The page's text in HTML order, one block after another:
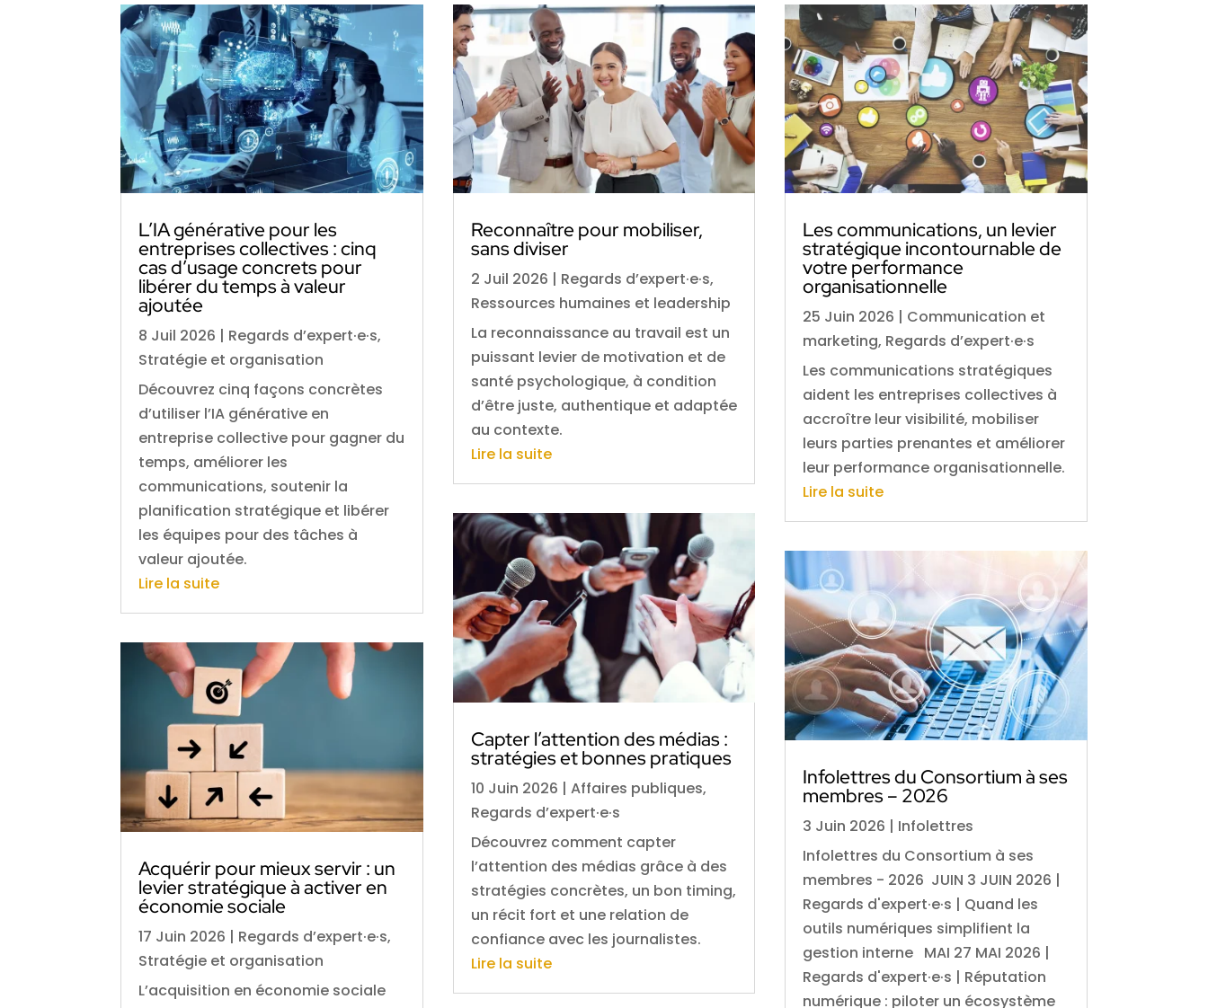
L’IA générative pour les
entreprises collectives : cinq
cas d’usage concrets pour
libérer du temps à valeur
ajoutée
8 Juil 2026 | Regards d’expert·e·s,
Stratégie et organisation
Découvrez cinq façons concrètes
d’utiliser l’IA générative en
entreprise collective pour gagner du
temps, améliorer les
communications, soutenir la
planification stratégique et libérer
les équipes pour des tâches à
valeur ajoutée.
Lire la suite
Acquérir pour mieux servir : un
levier stratégique à activer en
économie sociale
17 Juin 2026 | Regards d’expert·e·s,
Stratégie et organisation
L’acquisition en économie sociale
Reconnaître pour mobiliser,
sans diviser
2 Juil 2026 | Regards d’expert·e·s,
Ressources humaines et leadership
La reconnaissance au travail est un
puissant levier de motivation et de
santé psychologique, à condition
d’être juste, authentique et adaptée
au contexte.
Lire la suite
Capter l’attention des médias :
stratégies et bonnes pratiques
10 Juin 2026 | Affaires publiques,
Regards d’expert·e·s
Découvrez comment capter
l’attention des médias grâce à des
stratégies concrètes, un bon timing,
un récit fort et une relation de
confiance avec les journalistes.
Lire la suite
Les communications, un levier
stratégique incontournable de
votre performance
organisationnelle
25 Juin 2026 | Communication et
marketing, Regards d’expert·e·s
Les communications stratégiques
aident les entreprises collectives à
accroître leur visibilité, mobiliser
leurs parties prenantes et améliorer
leur performance organisationnelle.
Lire la suite
Infolettres du Consortium à ses
membres – 2026
3 Juin 2026 | Infolettres
Infolettres du Consortium à ses
membres - 2026 JUIN 3 JUIN 2026 |
Regards d'expert·e·s | Quand les
outils numériques simplifient la
gestion interne MAI 27 MAI 2026 |
Regards d'expert·e·s | Réputation
numérique : piloter un écosystème